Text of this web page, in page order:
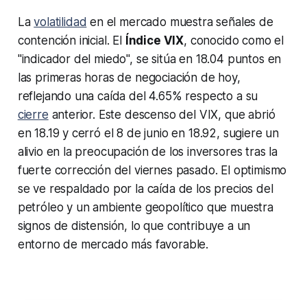
Lavolatilidad en el mercado muestra señales de
contención inicial. El
Índice VIX, conocido como el
"indicador del miedo", se sitúa en 18.04 puntos en
las primeras horas de negociación de hoy,
reflejando una caída del 4.65% respecto a su
cierre anterior. Este descenso del VIX, que abrió
en 18.19 y cerró el 8 de junio en 18.92, sugiere un
alivio en la preocupación de los inversores tras la
fuerte corrección del viernes pasado. El optimismo
se ve respaldado por la caída de los precios del
petróleo y un ambiente geopolítico que muestra
signos de distensión, lo que contribuye a un
entorno de mercado más favorable.